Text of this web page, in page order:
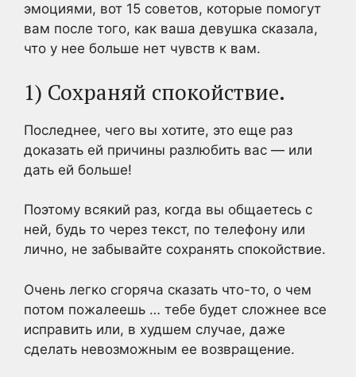
эмоциями, вот 15 советов, которые помогут
вам после того, как ваша девушка сказала,
что у нее больше нет чувств к вам.
1) Сохраняй спокойствие.
Последнее, чего вы хотите, это еще раз
доказать ей причины разлюбить вас — или
дать ей больше!
Поэтому всякий раз, когда вы общаетесь с
ней, будь то через текст, по телефону или
лично, не забывайте сохранять спокойствие.
Очень легко сгоряча сказать что-то, о чем
потом пожалеешь … тебе будет сложнее все
исправить или, в худшем случае, даже
сделать невозможным ее возвращение.